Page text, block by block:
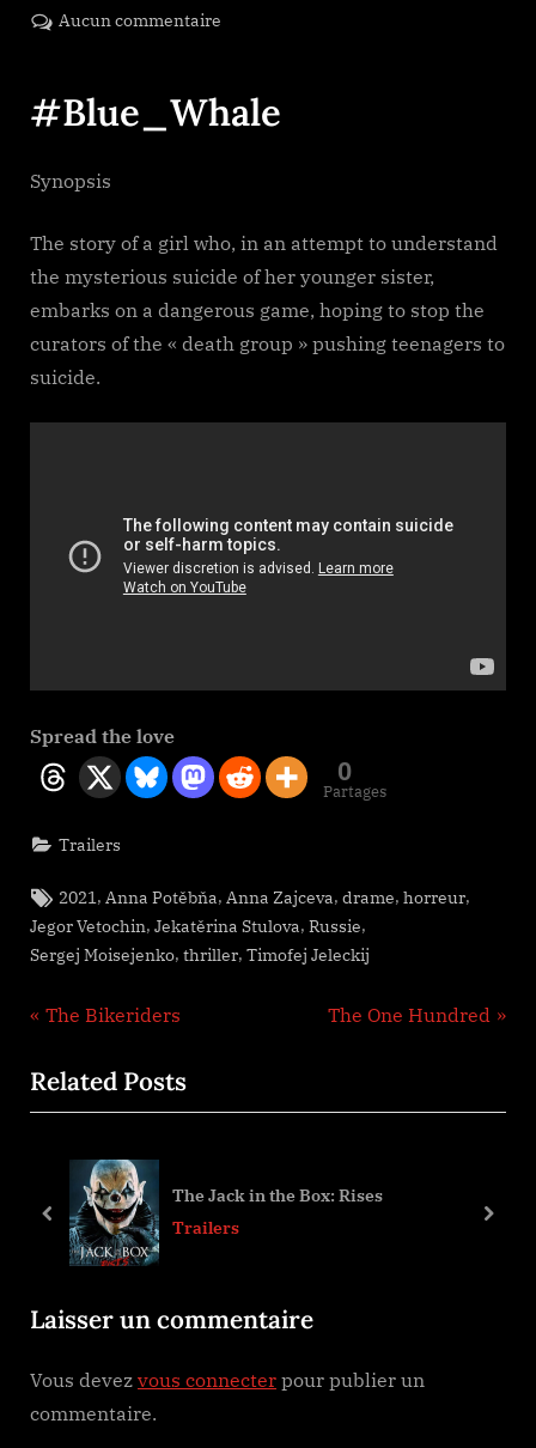
on
Aucun commentaire
#Blue_Whale
Synopsis
The story of a girl who, in an attempt to understand
the mysterious suicide of her younger sister,
embarks on a dangerous game, hoping to stop the
curators of the « death group » pushing teenagers to
suicide.
Spread the love
0
Partages
Trailers
Tags:
2021, Anna Potěbňa, Anna Zajceva,drame,horreur,
Jegor Vetochin, Jekatěrina Stulova, Russie,
Sergej Moisejenko, thriller, Timofej Jeleckij
Navigation
de
l’article
P
e
v
u
o
t
:
The Bikeriders
N
t
The One Hundred
Related Posts
The Jack in the Box: Rises
Trailers
prev next
Laisser un commentaire
Vous devez vous connecter pour publier un
commentaire.